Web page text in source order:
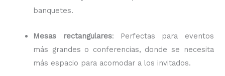
banquetes.
Mesas rectangulares: Perfectas para eventos
más grandes o conferencias, donde se necesita
más espacio para acomodar a los invitados.